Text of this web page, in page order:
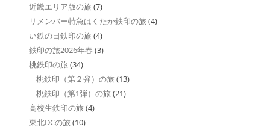
近畿エリア版の旅 (7)
リメンバー特急はくたか鉄印の旅 (4)
い鉄の日鉄印の旅 (4)
鉄印の旅2026年春 (3)
桃鉄印の旅 (34)
桃鉄印（第２弾）の旅 (13)
桃鉄印（第1弾）の旅 (21)
高校生鉄印の旅 (4)
東北DCの旅 (10)